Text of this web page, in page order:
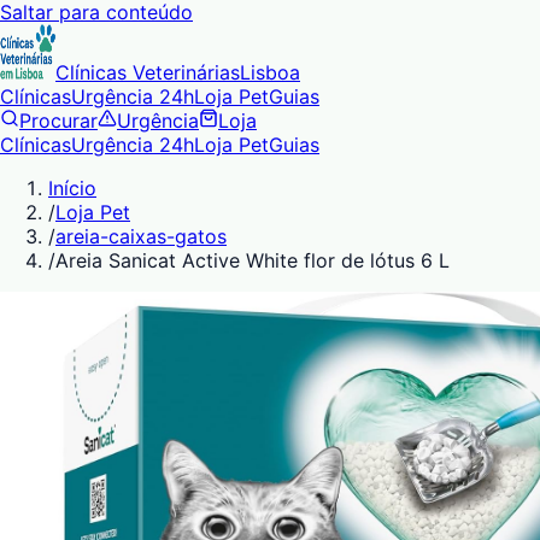
Saltar para conteúdo
Clínicas VeterináriasLisboa
ClínicasUrgência 24hLoja PetGuias
Procurar
Urgência
Loja
ClínicasUrgência 24hLoja PetGuias
Início
/Loja Pet
/areia-caixas-gatos
/Areia Sanicat Active White flor de lótus 6 L